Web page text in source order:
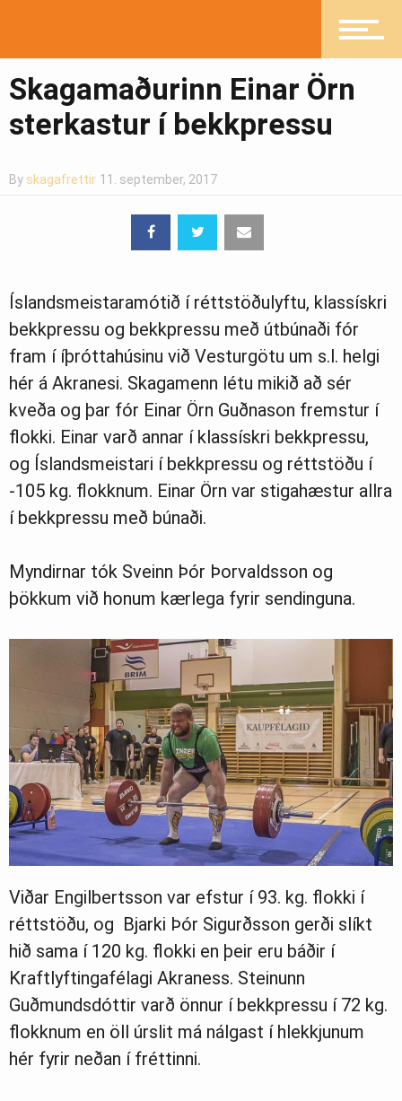
Skagamaðurinn Einar Örn
sterkastur í bekkpressu
By skagafrettir 11. september, 2017
Íslandsmeistaramótið í réttstöðulyftu, klassískri
bekkpressu og bekkpressu með útbúnaði fór
fram í íþróttahúsinu við Vesturgötu um s.l. helgi
hér á Akranesi. Skagamenn létu mikið að sér
kveða og þar fór Einar Örn Guðnason fremstur í
flokki. Einar varð annar í klassískri bekkpressu,
og Íslandsmeistari í bekkpressu og réttstöðu í
-105 kg. flokknum. Einar Örn var stigahæstur allra
í bekkpressu með búnaði.
Myndirnar tók Sveinn Þór Þorvaldsson og
þökkum við honum kærlega fyrir sendinguna.
Viðar Engilbertsson var efstur í 93. kg. flokki í
réttstöðu, og Bjarki Þór Sigurðsson gerði slíkt
hið sama í 120 kg. flokki en þeir eru báðir í
Kraftlyftingafélagi Akraness. Steinunn
Guðmundsdóttir varð önnur í bekkpressu í 72 kg.
flokknum en öll úrslit má nálgast í hlekkjunum
hér fyrir neðan í fréttinni.